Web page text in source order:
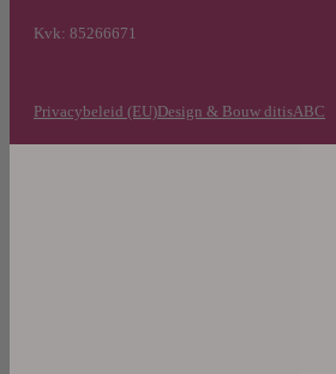
Kvk: 85266671
Privacybeleid (EU)Design & Bouw ditisABC